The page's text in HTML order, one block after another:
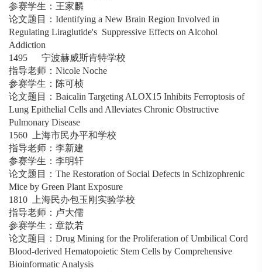
参赛学生：王家麟
论文题目：Identifying a New Brain Region Involved in
Regulating Liraglutide's Suppressive Effects on Alcohol
Addiction
1495 宁波赫威斯肯特学校
指导老师：Nicole Noche
参赛学生：陈可桢
论文题目：Baicalin Targeting ALOX15 Inhibits Ferroptosis of
Lung Epithelial Cells and Alleviates Chronic Obstructive
Pulmonary Disease
1560 上海市民办平和学校
指导老师：李新建
参赛学生：李明轩
论文题目：The Restoration of Social Defects in Schizophrenic
Mice by Green Plant Exposure
1810 上海民办包玉刚实验学校
指导老师：卢大儒
参赛学生：章歆若
论文题目：Drug Mining for the Proliferation of Umbilical Cord
Blood-derived Hematopoietic Stem Cells by Comprehensive
Bioinformatic Analysis